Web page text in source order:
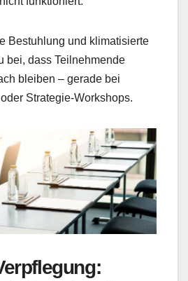
Bestuhlung und klimatisierte
bei, dass Teilnehmende
bleiben – gerade bei
Strategie-Workshops.